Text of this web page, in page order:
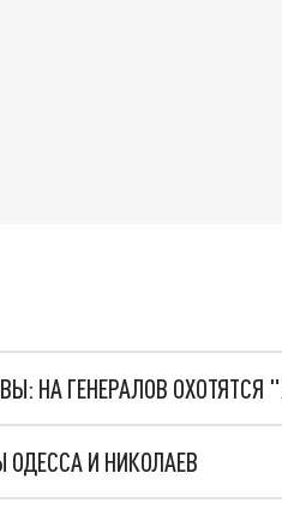
НА ГЕНЕРАЛОВ
И НИКОЛАЕВ